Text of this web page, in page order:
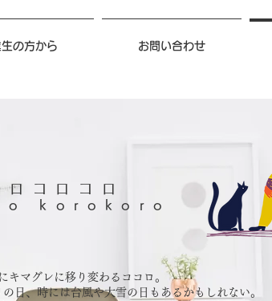
の方から お問い合わせ
ロコロコロ
korokoro​
キマグレに移り変わるココロ。
日、時には台風や大雪の日もあるかもしれない。